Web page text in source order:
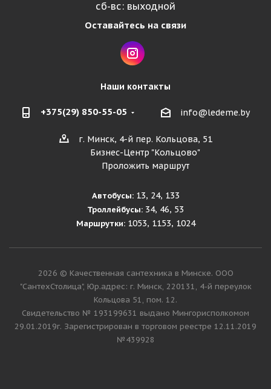
сб-вс: выходной
Оставайтесь на связи
Наши контакты
+375(29) 850-55-05 info@ledeme.by
г. Минск, 4-й пер. Кольцова, 51
Бизнес-Центр "Кольцово"
Проложить маршрут
Автобусы:13, 24, 133
Троллейбусы: 34, 46, 53
Маршрутки:1053, 1153, 1024
2026 © Качественная сантехника в Минске. ООО
"СантехСтолица", Юр.адрес: г. Минск, 220131, 4-й переулок
Кольцова 51, пом. 12.
Cвидетельство № 193199631 выдано Мингорисполкомом
29.01.2019г. Зарегистрирован в торговом реестре 12.11.2019
№439928